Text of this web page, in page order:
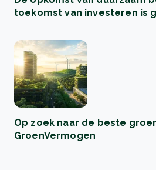
toekomst van investeren is
Op zoek naar de beste
GroenVermogen